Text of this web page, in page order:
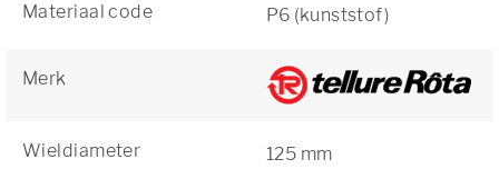
Materiaal code P6 (kunststof)
Merk
Wieldiameter 125 mm